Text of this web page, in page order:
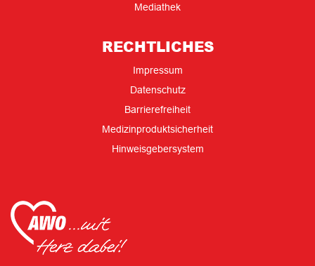
Mediathek
RECHTLICHES
Impressum
Datenschutz
Barrierefreiheit
Medizinproduktsicherheit
Hinweisgebersystem